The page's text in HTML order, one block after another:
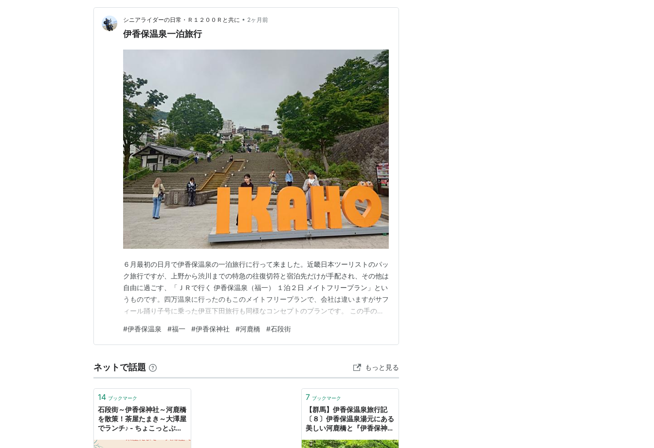
シニアライダーの日常・Ｒ１２００Ｒと共に • 2ヶ月前
伊香保温泉一泊旅行
６月最初の日月で伊香保温泉の一泊旅行に行って来ました。近畿日本ツーリストのパッ
ク旅行ですが、上野から渋川までの特急の往復切符と宿泊先だけが手配され、その他は
自由に過ごす、「ＪＲで行く 伊香保温泉（福一） １泊２日 メイトフリープラン」とい
うものです。四万温泉に行ったのもこのメイトフリープランで、会社は違いますがサフ
ィール踊り子号に乗った伊豆下田旅行も同様なコンセプトのプランです。 この手のプ
安定・１名からでも参加しやすい短所は・観光・食事はすべて自分で手配・旅程の柔軟
性は「そこそこ」、列車の時間等制約も多い・宿の選択…
#伊香保温泉 #福一 #伊香保神社 #河鹿橋 #石段街
ネットで話題 もっと見る
14 ブックマーク
石段街～伊香保神社～河鹿橋
を散策！茶屋たまき～大澤屋
でランチ♪ - ちょこっとぶろ
7 ブックマーク
【群馬】伊香保温泉旅行記
〔８〕伊香保温泉湯元にある
美しい河鹿橋と『伊香保神